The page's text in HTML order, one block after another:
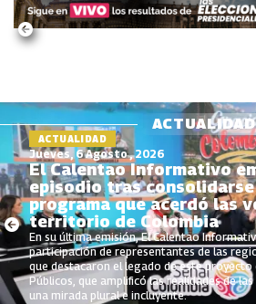
ACTUALIDAD
Jueves, 6 Agosto , 2026
El Calentao Informativo
episodio tras
programa que acerdó las
territorio de Colombia
ACTUALIDAD
En su última emisión, El Calentao
participación de representantes de las
que destacaron el legado de este proyecto
Públicos, que amplificó las realidades de
una mirada plural e incluyente.